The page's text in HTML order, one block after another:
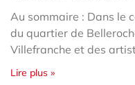
Au sommaire : Dans le
du quartier de
Villefranche et des
Lire plus »